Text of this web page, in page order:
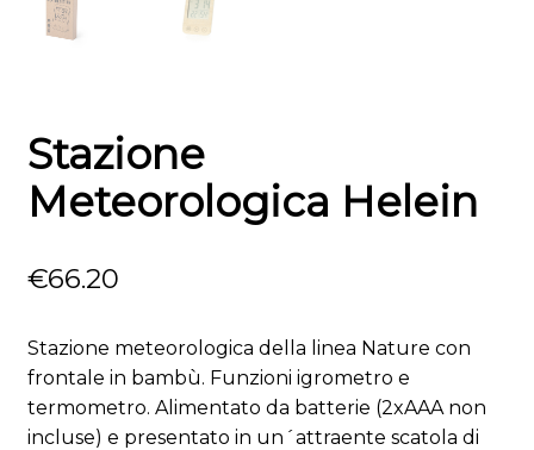
Stazione
Meteorologica Helein
€66.20
Stazione meteorologica della linea Nature con
frontale in bambù. Funzioni igrometro e
termometro. Alimentato da batterie (2xAAA non
incluse) e presentato in un´attraente scatola di